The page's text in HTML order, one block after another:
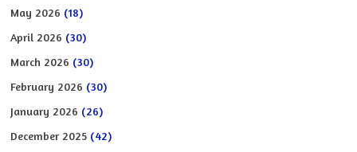
May 2026 (18)
April 2026 (30)
March 2026 (30)
February 2026 (30)
January 2026 (26)
December 2025 (42)